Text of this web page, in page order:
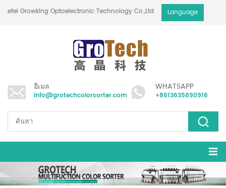
Hefei Growking Optoelectronic Technology Co.,Ltd Language
อีเมล
info@grotechcolorsorter.com
WHATSAPP
+8613635690916